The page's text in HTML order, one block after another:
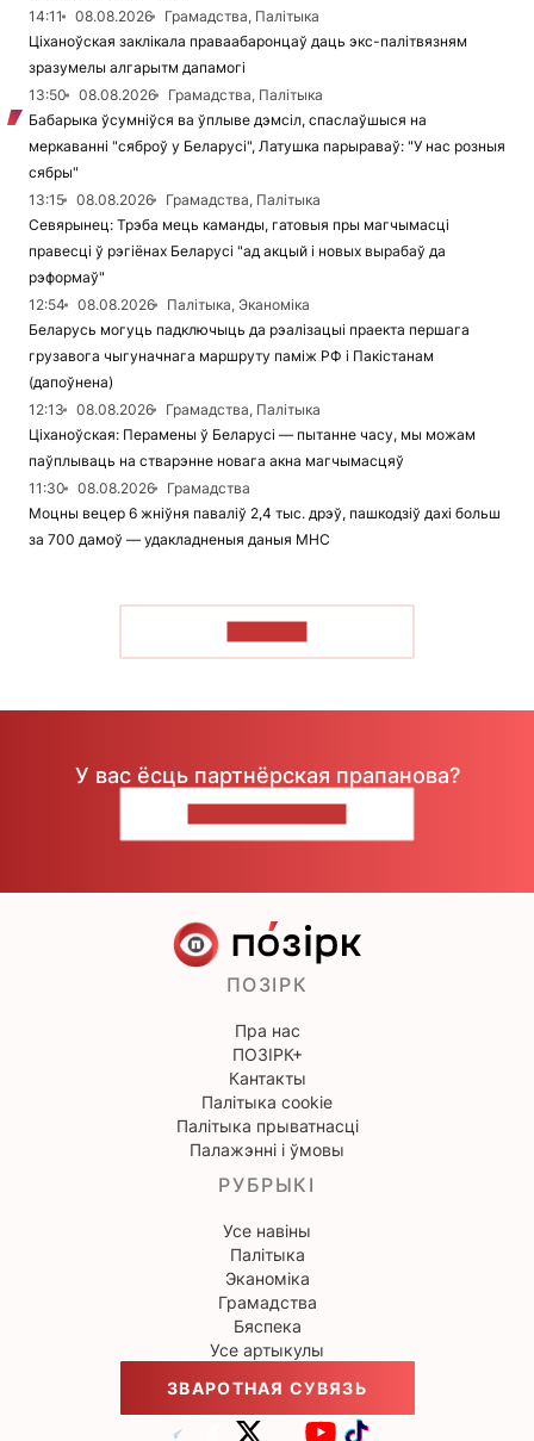
14:11
08.08.2026
Грамадства, Палітыка
Ціханоўская заклікала праваабаронцаў даць экс-палітвязням
зразумелы алгарытм дапамогі
13:50
08.08.2026
Грамадства, Палітыка
Бабарыка ўсумніўся ва ўплыве дэмсіл, спаслаўшыся на
меркаванні "сяброў у Беларусі", Латушка парыраваў: "У нас розныя
сябры"
13:15
08.08.2026
Грамадства, Палітыка
Севярынец: Трэба мець каманды, гатовыя пры магчымасці
правесці ў рэгіёнах Беларусі "ад акцый і новых вырабаў да
рэформаў"
12:54
08.08.2026
Палітыка, Эканоміка
Беларусь могуць падключыць да рэалізацыі праекта першага
грузавога чыгуначнага маршруту паміж РФ і Пакістанам
(дапоўнена)
12:13
08.08.2026
Грамадства, Палітыка
Ціханоўская: Перамены ў Беларусі — пытанне часу, мы можам
паўплываць на стварэнне новага акна магчымасцяў
11:30
08.08.2026
Грамадства
Моцны вецер 6 жніўня паваліў 2,4 тыс. дрэў, пашкодзіў дахі больш
за 700 дамоў — удакладненыя даныя МНС
У вас ёсць партнёрская прапанова?
ПОЗІРК
Пра нас
ПОЗІРК+
Кантакты
Палітыка cookie
Палітыка прыватнасці
Палажэнні і ўмовы
РУБРЫКІ
Усе навіны
Палітыка
Эканоміка
Грамадства
Бяспека
Усе артыкулы
ЗВАРОТНАЯ СУВЯЗЬ